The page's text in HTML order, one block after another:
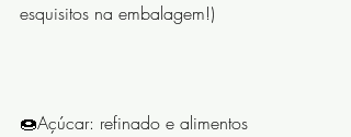
esquisitos na embalagem!)
🍩Açúcar: refinado e alimentos